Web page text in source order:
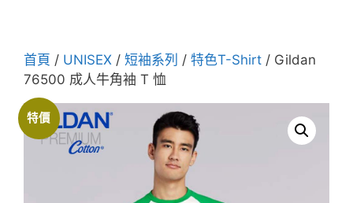
首頁 / UNISEX / 短袖系列 / 特色T-Shirt / Gildan
76500 成人牛角袖 T 恤
特價